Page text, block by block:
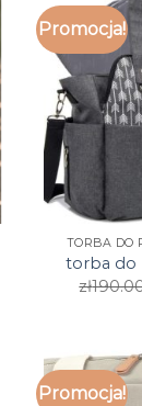
Promocja!
TORBA DO
torba do
zł
Promocja!